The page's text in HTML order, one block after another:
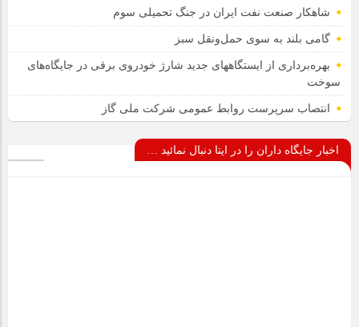
شاهکار صنعت نفت ایران در جنگ تحمیلی سوم
گامی بلند به سوی حمل‌ونقل سبز
بهره‌برداری از ایستگاههای جدید شارژ خودروی برقی در جایگاه‌های
سوخت
انتصاب سرپرست روابط عمومی شرکت ملی گاز
اخبار جایگاه داران را در ایتا دنبال نمائید …